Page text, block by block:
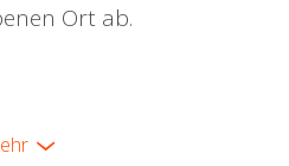
Ort ab.